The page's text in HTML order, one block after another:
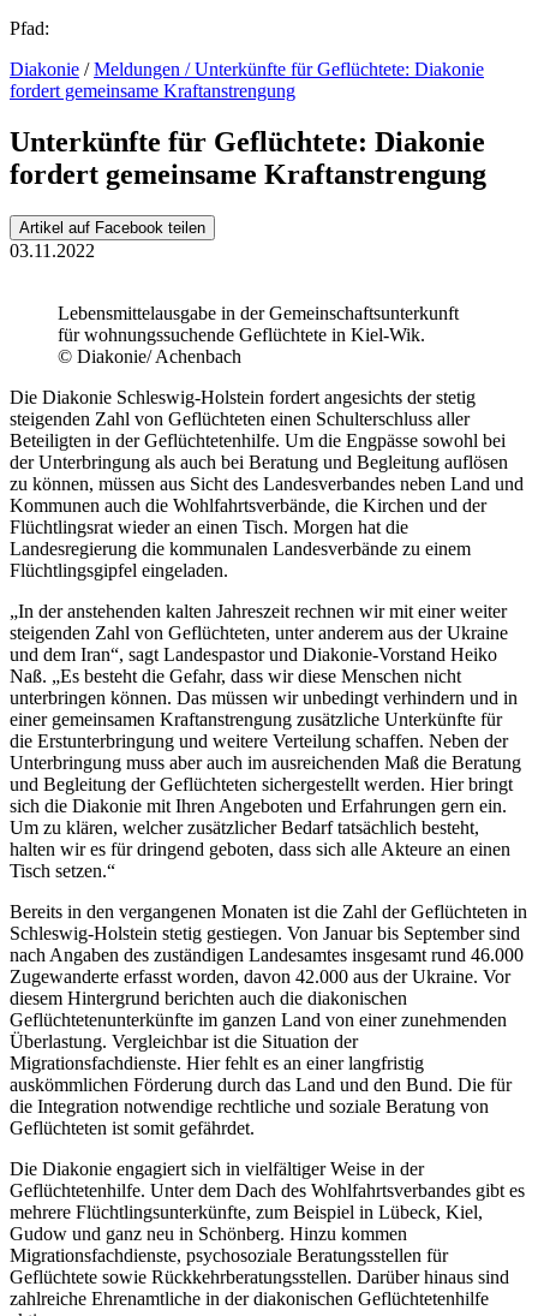
Pfad:
Diakonie /Meldungen / Unterkünfte für Geflüchtete: Diakonie
fordert gemeinsame Kraftanstrengung
Unterkünfte für Geflüchtete: Diakonie
fordert gemeinsame Kraftanstrengung
Artikel auf Facebook teilen
03.11.2022
Lebensmittelausgabe in der Gemeinschaftsunterkunft
für wohnungssuchende Geflüchtete in Kiel-Wik.
© Diakonie/ Achenbach
Die Diakonie Schleswig-Holstein fordert angesichts der stetig
steigenden Zahl von Geflüchteten einen Schulterschluss aller
Beteiligten in der Geflüchtetenhilfe. Um die Engpässe sowohl bei
der Unterbringung als auch bei Beratung und Begleitung auflösen
zu können, müssen aus Sicht des Landesverbandes neben Land und
Kommunen auch die Wohlfahrtsverbände, die Kirchen und der
Flüchtlingsrat wieder an einen Tisch. Morgen hat die
Landesregierung die kommunalen Landesverbände zu einem
Flüchtlingsgipfel eingeladen.
„In der anstehenden kalten Jahreszeit rechnen wir mit einer weiter
steigenden Zahl von Geflüchteten, unter anderem aus der Ukraine
und dem Iran“, sagt Landespastor und Diakonie-Vorstand Heiko
Naß. „Es besteht die Gefahr, dass wir diese Menschen nicht
unterbringen können. Das müssen wir unbedingt verhindern und in
einer gemeinsamen Kraftanstrengung zusätzliche Unterkünfte für
die Erstunterbringung und weitere Verteilung schaffen. Neben der
Unterbringung muss aber auch im ausreichenden Maß die Beratung
und Begleitung der Geflüchteten sichergestellt werden. Hier bringt
sich die Diakonie mit Ihren Angeboten und Erfahrungen gern ein.
Um zu klären, welcher zusätzlicher Bedarf tatsächlich besteht,
halten wir es für dringend geboten, dass sich alle Akteure an einen
Tisch setzen.“
Bereits in den vergangenen Monaten ist die Zahl der Geflüchteten in
Schleswig-Holstein stetig gestiegen. Von Januar bis September sind
nach Angaben des zuständigen Landesamtes insgesamt rund 46.000
Zugewanderte erfasst worden, davon 42.000 aus der Ukraine. Vor
diesem Hintergrund berichten auch die diakonischen
Geflüchtetenunterkünfte im ganzen Land von einer zunehmenden
Überlastung. Vergleichbar ist die Situation der
Migrationsfachdienste. Hier fehlt es an einer langfristig
auskömmlichen Förderung durch das Land und den Bund. Die für
die Integration notwendige rechtliche und soziale Beratung von
Geflüchteten ist somit gefährdet.
Die Diakonie engagiert sich in vielfältiger Weise in der
Geflüchtetenhilfe. Unter dem Dach des Wohlfahrtsverbandes gibt es
mehrere Flüchtlingsunterkünfte, zum Beispiel in Lübeck, Kiel,
Gudow und ganz neu in Schönberg. Hinzu kommen
Migrationsfachdienste, psychosoziale Beratungsstellen für
Geflüchtete sowie Rückkehrberatungsstellen. Darüber hinaus sind
zahlreiche Ehrenamtliche in der diakonischen Geflüchtetenhilfe